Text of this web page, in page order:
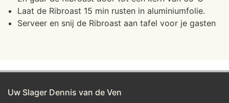
Laat de Ribroast 15 min rusten in aluminiumfolie.
Serveer en snij de Ribroast aan tafel voor je gasten
Uw Slager Dennis van de Ven